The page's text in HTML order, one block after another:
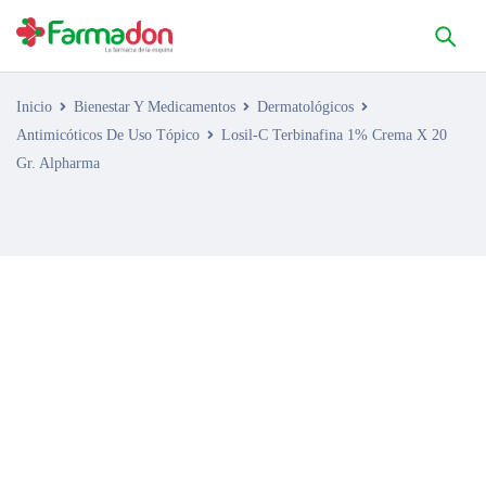
Inicio Bienestar Y Medicamentos
Dermatológicos
Antimicóticos De Uso Tópico
Losil-C Terbinafina 1% Crema X 20
Gr. Alpharma